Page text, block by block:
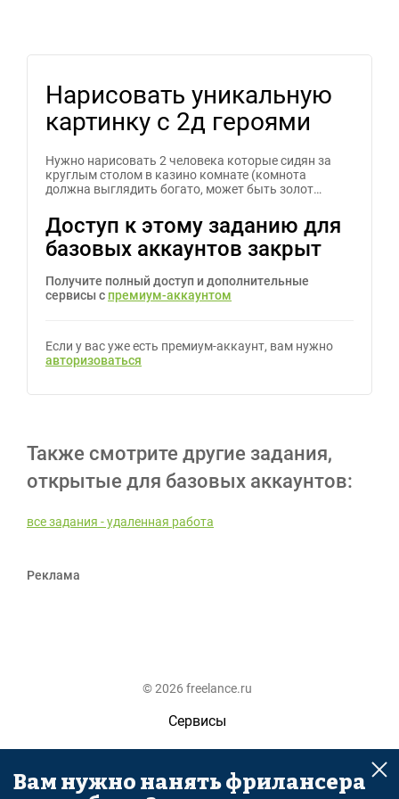
Нарисовать уникальную
картинку с 2д героями
Нужно нарисовать 2 человека которые сидян за
круглым столом в казино комнате (комнота
должна выглядить богато, может быть золот…
Доступ к этому заданию для
базовых аккаунтов закрыт
Получите полный доступ и дополнительные
сервисы с премиум-аккаунтом
Если у вас уже есть премиум-аккаунт, вам нужно
авторизоваться
Также смотрите другие задания,
открытые для базовых аккаунтов:
все задания - удаленная работа
Реклама
© 2026 freelance.ru
Сервисы
Помощь
Поиск
Вам нужно нанять фрилансера